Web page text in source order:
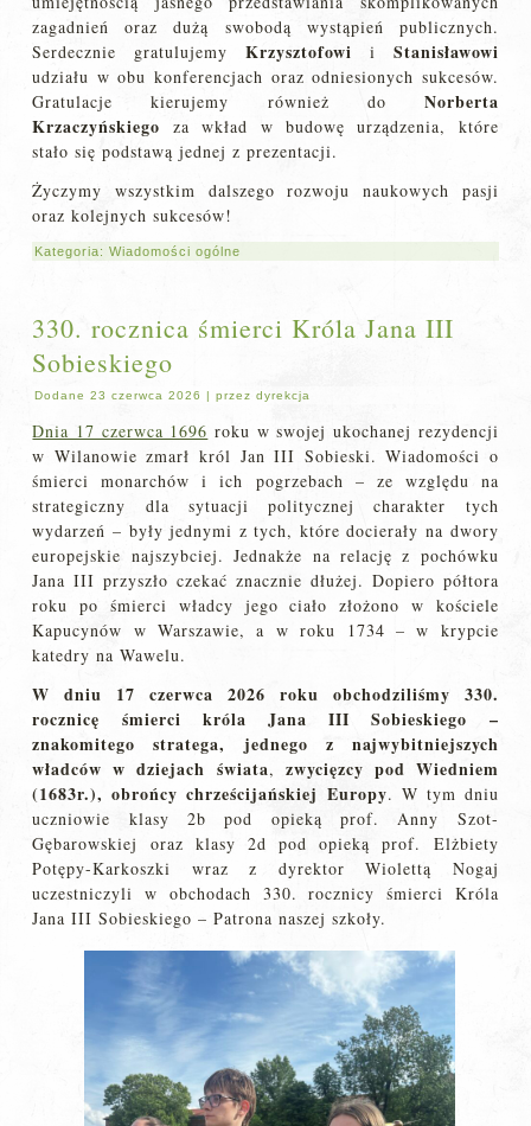
zagadnień oraz dużą swobodą wystąpień publicznych.
Serdecznie gratulujemy Krzysztofowi i Stanisławowi
udziału w obu konferencjach oraz odniesionych sukcesów.
Gratulacje kierujemy również do Norberta
Krzaczyńskiego za wkład w budowę urządzenia, które
stało się podstawą jednej z prezentacji.
Życzymy wszystkim dalszego rozwoju naukowych pasji
oraz kolejnych sukcesów!
Kategoria:Wiadomości ogólne
330. rocznica śmierci Króla Jana III
Sobieskiego
Dodane 23 czerwca 2026 |przez dyrekcja
Dnia 17 czerwca 1696 roku w swojej ukochanej rezydencji
w Wilanowie zmarł król Jan III Sobieski. Wiadomości o
śmierci monarchów i ich pogrzebach – ze względu na
strategiczny dla sytuacji politycznej charakter tych
wydarzeń – były jednymi z tych, które docierały na dwory
europejskie najszybciej. Jednakże na relację z pochówku
Jana III przyszło czekać znacznie dłużej. Dopiero półtora
roku po śmierci władcy jego ciało złożono w kościele
Kapucynów w Warszawie, a w roku 1734 – w krypcie
katedry na Wawelu.
W dniu 17 czerwca 2026 roku obchodziliśmy 330.
rocznicę śmierci króla Jana III Sobieskiego –
znakomitego stratega, jednego z najwybitniejszych
władców w dziejach świata, zwycięzcy pod Wiedniem
(1683r.), obrońcy chrześcijańskiej Europy. W tym dniu
uczniowie klasy 2b pod opieką prof. Anny Szot-
Gębarowskiej oraz klasy 2d pod opieką prof. Elżbiety
Potępy-Karkoszki wraz z dyrektor Wiolettą Nogaj
uczestniczyli w obchodach 330. rocznicy śmierci Króla
Jana III Sobieskiego – Patrona naszej szkoły.